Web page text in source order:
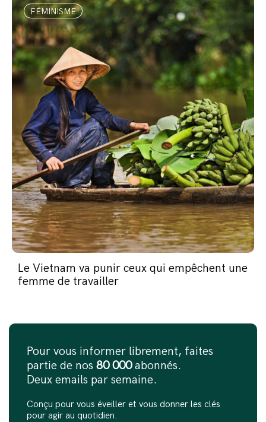
FÉMINISME
Le Vietnam va punir ceux qui empêchent une
femme de travailler
Pour vous informer librement, faites
partie de nos 80 000abonnés.
Deux emails par semaine.
Conçu pour vous éveiller et vous donner les clés
pour agir au quotidien.